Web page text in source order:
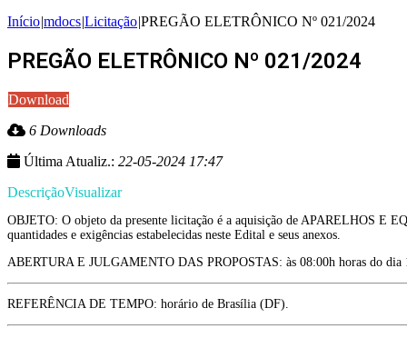
Início|mdocs|Licitação|PREGÃO ELETRÔNICO Nº 021/2024
PREGÃO ELETRÔNICO Nº 021/2024
Download
6 Downloads
Última Atualiz.: 22-05-2024 17:47
DescriçãoVisualizar
OBJETO: O objeto da presente licitação é a aquisição de APARELHOS E
quantidades e exigências estabelecidas neste Edital e seus anexos.
ABERTURA E JULGAMENTO DAS PROPOSTAS: às 08:00h horas do dia
REFERÊNCIA DE TEMPO: horário de Brasília (DF).